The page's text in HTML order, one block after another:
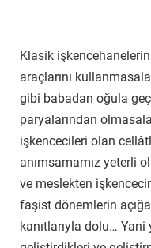
Klasik
araçlarını
gibi babadan oğula
paryalarından
işkencecileri olan
anımsamamız yeterli
ve meslekten
faşist dönemlerin
kanıtlarıyla dolu…